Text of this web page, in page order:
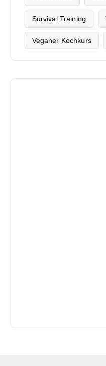
Survival Training
Veganer Kochkurs